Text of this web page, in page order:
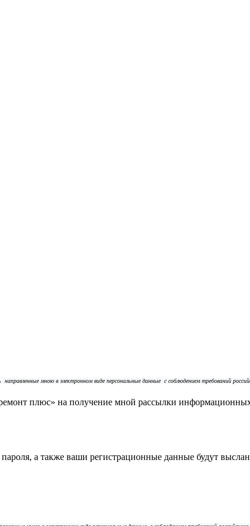
направленные мною в электронном виде персональные данные с соблюдением требований
плюс» на получение мной рассылки
а также ваши регистрационные данные будут